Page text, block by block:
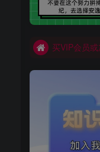
买VIP会员或
网创库-限时
买VIP会员
网创库-限时